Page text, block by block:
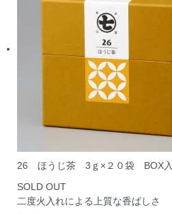
26 ほうじ茶 3ｇ×２０袋 BOX入
SOLD OUT
二度火入れによる上質な香ばしさ